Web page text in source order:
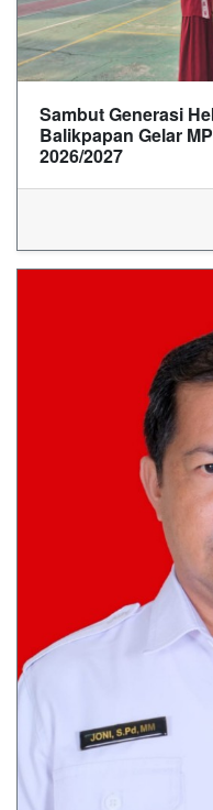
Sambut Generasi
Balikpapan Gelar
2026/2027